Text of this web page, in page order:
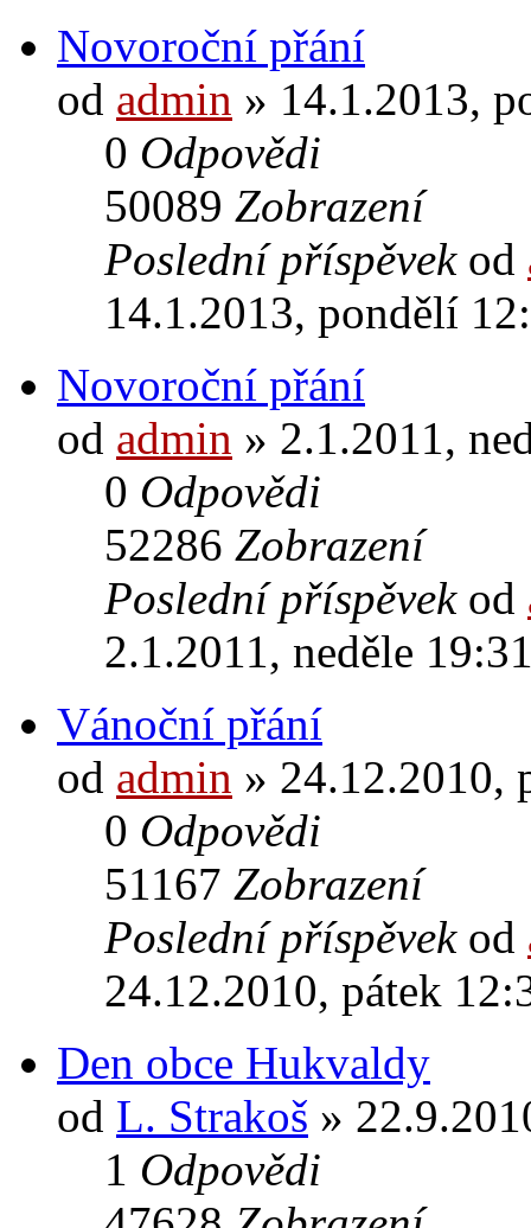
Novoroční přání
od admin » 14.1.2013,
0 Odpovědi
50089 Zobrazení
Poslední příspěvek od
14.1.2013, pondělí
Novoroční přání
od admin » 2.1.2011,
0 Odpovědi
52286 Zobrazení
Poslední příspěvek od
2.1.2011, neděle
Vánoční přání
od admin » 24.12.2010,
0 Odpovědi
51167 Zobrazení
Poslední příspěvek od
24.12.2010, pátek
Den obce Hukvaldy
od L. Strakoš »
1 Odpovědi